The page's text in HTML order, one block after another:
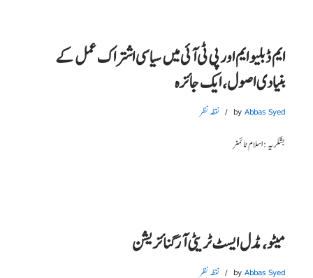
ایم ڈبلیو ایم اور پی ٹی آئی میں سیاسی اشتراک عمل کے
بنیادی اصول، ایک جائزہ
by Abbas Syed نقطہ نظر
بشکریہ : اسلام ٹائمز
میٹو، مڈل ایسٹ ٹریٹی آرگنائزیشن
by Abbas Syed نقطہ نظر